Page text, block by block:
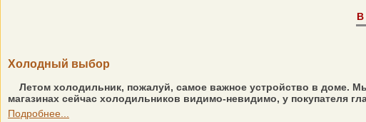
В
Холодный выбор
Летом холодильник, пожалуй, самое важное устройство в доме.
магазинах сейчас холодильников видимо-невидимо, у покупателя
Подробнее...